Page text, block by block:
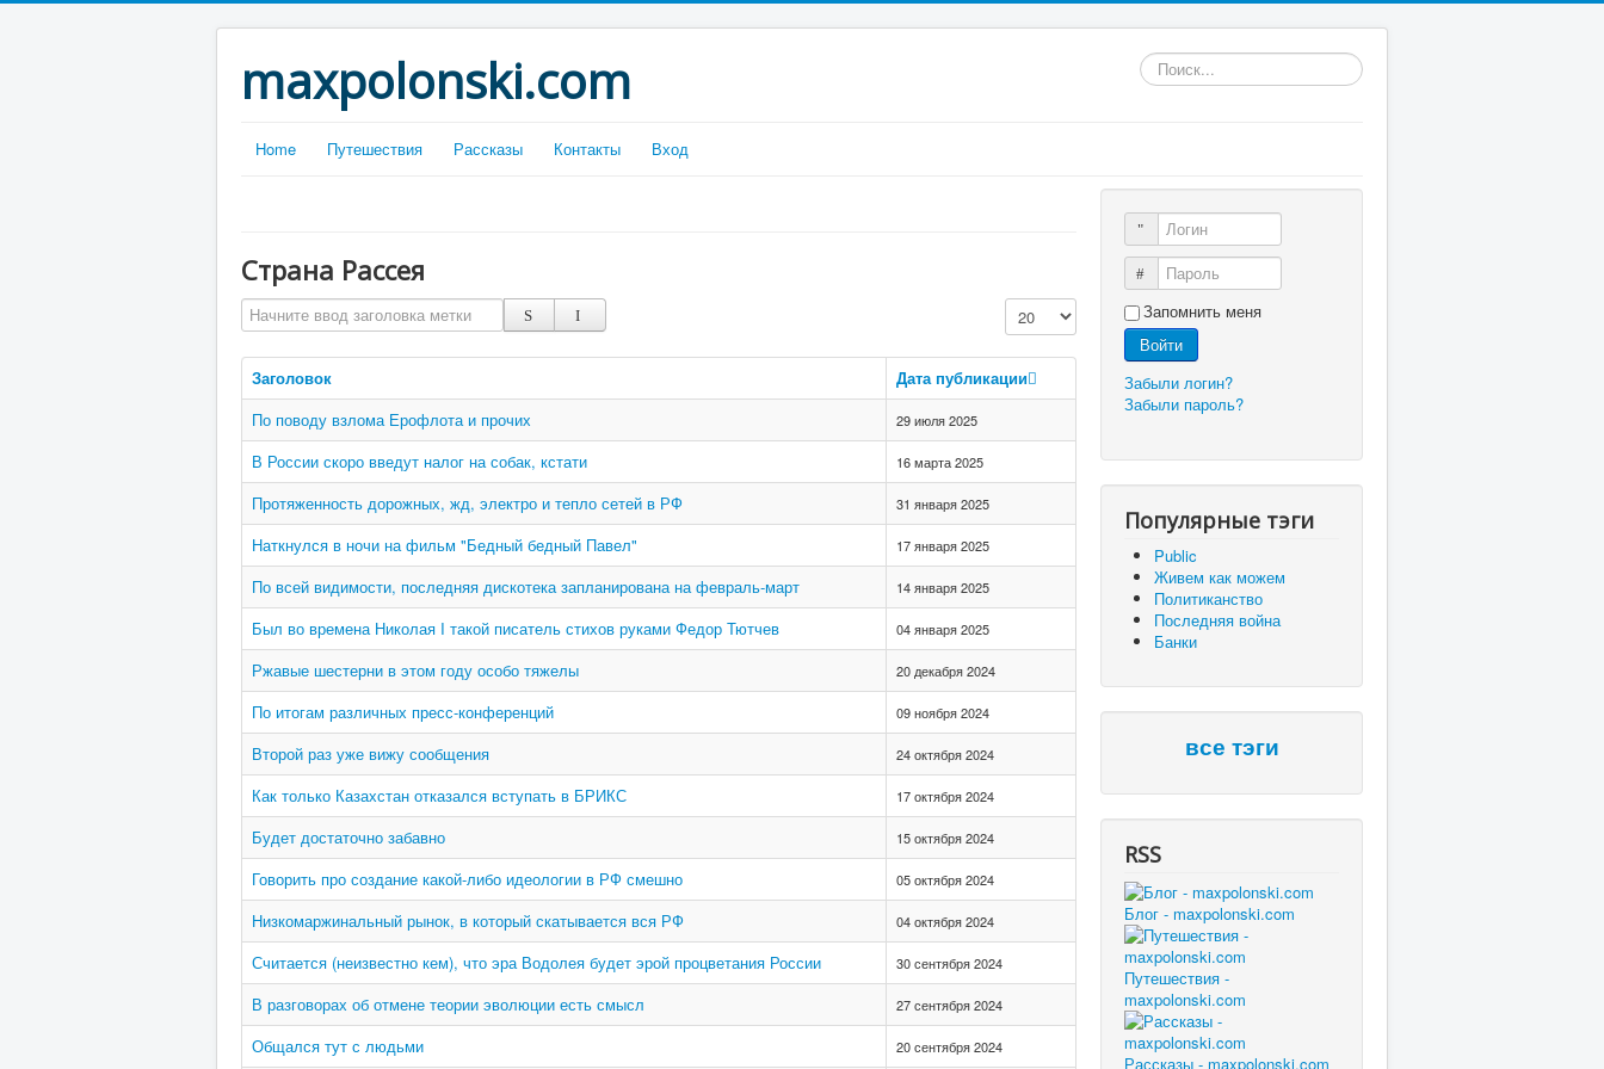
maxpolonski.com Искать...
Home Путешествия Рассказы Контакты Вход
Страна Рассея
Начните ввод заголовка метки Кол-во строк:
Заголовок
Дата публикации
По поводу взлома Ерофлота и прочих
29 июля 2025
В России скоро введут налог на собак, кстати 16 марта 2025
Протяженность дорожных, жд, электро и тепло сетей в РФ 31 января 2025
Наткнулся в ночи на фильм "Бедный бедный Павел" 17 января 2025
По всей видимости, последняя дискотека запланирована на февраль-март 14 января 2025
Был во времена Николая I такой писатель стихов руками Федор Тютчев 04 января 2025
Ржавые шестерни в этом году особо тяжелы 20 декабря 2024
По итогам различных пресс-конференций 09 ноября 2024
Второй раз уже вижу сообщения 24 октября 2024
Как только Казахстан отказался вступать в БРИКС 17 октября 2024
Будет достаточно забавно 15 октября 2024
Говорить про создание какой-либо идеологии в РФ смешно 05 октября 2024
Низкомаржинальный рынок, в который скатывается вся РФ 04 октября 2024
Считается (неизвестно кем), что эра Водолея будет эрой процветания России 30 сентября 2024
В разговорах об отмене теории эволюции есть смысл 27 сентября 2024
Общался тут с людьми 20 сентября 2024
Логин
Пароль
Запомнить меня
Войти
Забыли логин?
Забыли пароль?
Популярные тэги
Public
Живем как можем
Политиканство
Последняя война
Банки
все тэги
RSS
Блог - maxpolonski.com
Путешествия -
maxpolonski.com
Рассказы - maxpolonski.com